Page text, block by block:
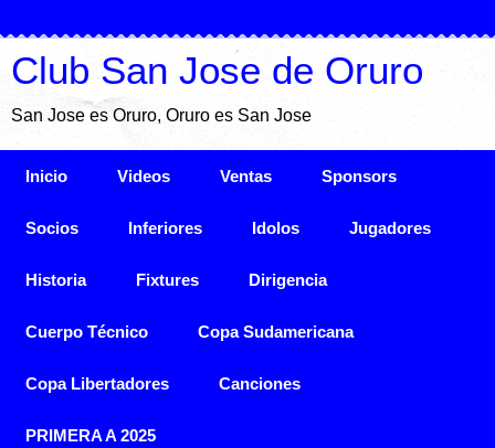
Club San Jose de Oruro
San Jose es Oruro, Oruro es San Jose
Inicio Videos Ventas Sponsors
Socios Inferiores Idolos Jugadores
Historia Fixtures Dirigencia
Cuerpo Técnico Copa Sudamericana
Copa Libertadores Canciones
PRIMERA A 2025